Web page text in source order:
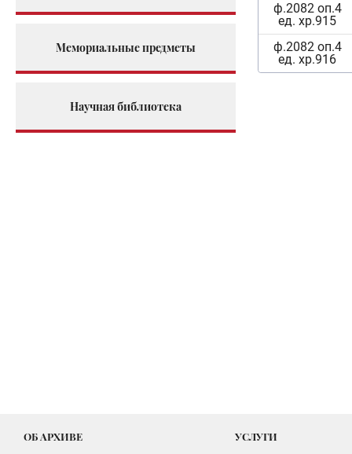
Мемориальные предметы
Научная библиотека
ф.2082 оп.4
ед. хр.915
ф.2082 оп.4
ед. хр.916
ОБ АРХИВЕ УСЛУГИ